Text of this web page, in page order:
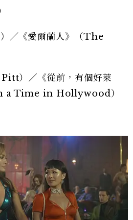
／《愛爾蘭人》（The
）／《從前，有個好萊
a Time in Hollywood）